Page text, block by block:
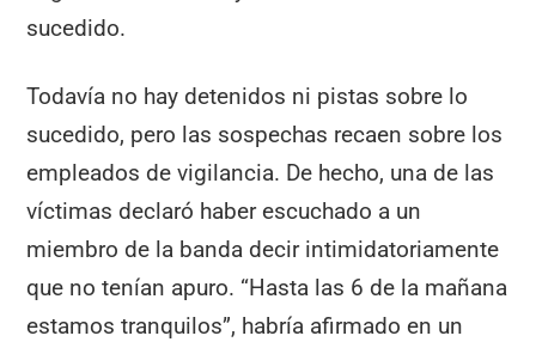
sucedido.
Todavía no hay detenidos ni pistas sobre lo
sucedido, pero las sospechas recaen sobre los
empleados de vigilancia. De hecho, una de las
víctimas declaró haber escuchado a un
miembro de la banda decir intimidatoriamente
que no tenían apuro. “Hasta las 6 de la mañana
estamos tranquilos”, habría afirmado en un